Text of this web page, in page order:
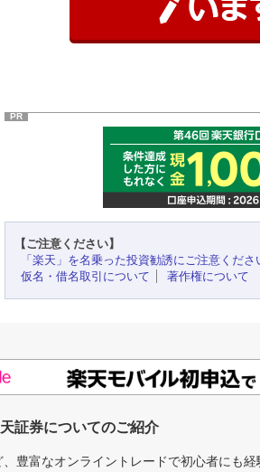
PR
【ご注意ください】
「楽天」を名乗った投資勧誘にご注意くださ
仮名・借名取引について
著作権について
証券についてのご紹介
豊富なオンライントレードで初心者にも